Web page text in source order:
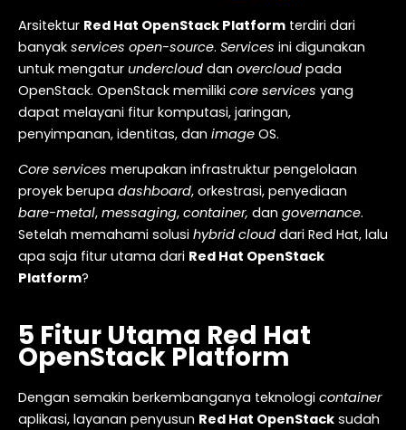
Arsitektur Red Hat OpenStack Platform terdiri dari
banyak services open-source. Services ini digunakan
untuk mengatur undercloud dan overcloud pada
OpenStack. OpenStack memiliki core services yang
dapat melayani fitur komputasi, jaringan,
penyimpanan, identitas, dan image OS.
Core services merupakan infrastruktur pengelolaan
proyek berupa dashboard, orkestrasi, penyediaan
bare-metal, messaging, container, dan governance.
Setelah memahami solusi hybrid cloud dari Red Hat, lalu
apa saja fitur utama dari Red Hat OpenStack
Platform?
5 Fitur Utama Red Hat
OpenStack Platform
Dengan semakin berkembanganya teknologi container
aplikasi, layanan penyusun Red Hat OpenStack sudah